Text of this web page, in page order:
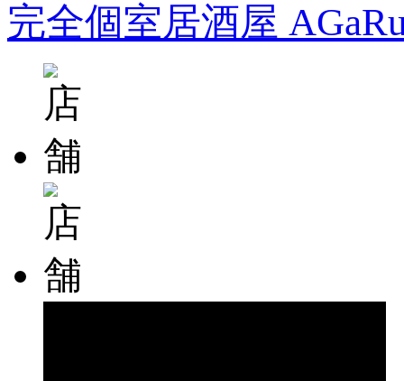
完全個室居酒屋